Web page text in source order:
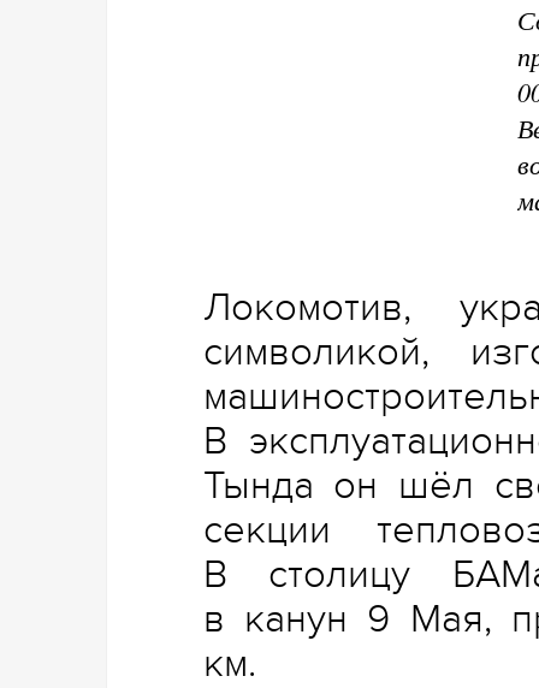
Локомотив,
символикой,
В
Тында он шёл
секции
В столицу
в канун 9 Мая,
км.